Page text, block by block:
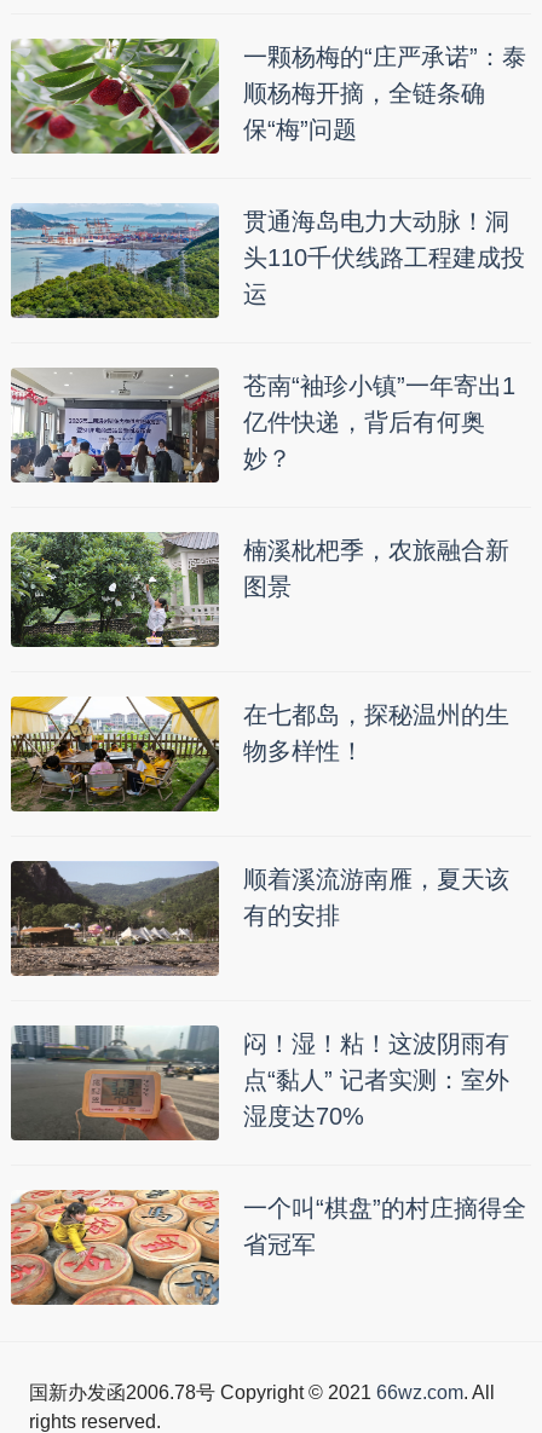
一颗杨梅的“庄严承诺”：泰
顺杨梅开摘，全链条确
保“梅”问题
贯通海岛电力大动脉！洞
头110千伏线路工程建成投
运
苍南“袖珍小镇”一年寄出1
亿件快递，背后有何奥
妙？
楠溪枇杷季，农旅融合新
图景
在七都岛，探秘温州的生
物多样性！
顺着溪流游南雁，夏天该
有的安排
闷！湿！粘！这波阴雨有
点“黏人” 记者实测：室外
湿度达70%
一个叫“棋盘”的村庄摘得全
省冠军
国新办发函2006.78号 Copyright © 2021 66wz.com. All
rights reserved.